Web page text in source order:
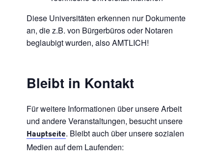
Diese Universitäten erkennen nur Dokumente
an, die z.B. von Bürgerbüros oder Notaren
beglaubigt wurden, also AMTLICH!
Bleibt in Kontakt
Für weitere Informationen über unsere Arbeit
und andere Veranstaltungen, besucht unsere
Hauptseite. Bleibt auch über unsere sozialen
Medien auf dem Laufenden: